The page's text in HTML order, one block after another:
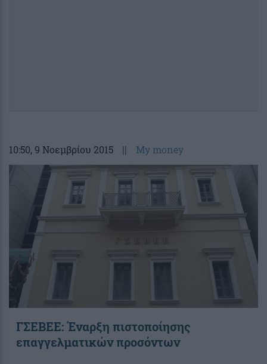
10:50, 9 Νοεμβρίου 2015 || My money
ΓΣΕΒΕΕ: Έναρξη πιστοποίησης
επαγγελματικών προσόντων